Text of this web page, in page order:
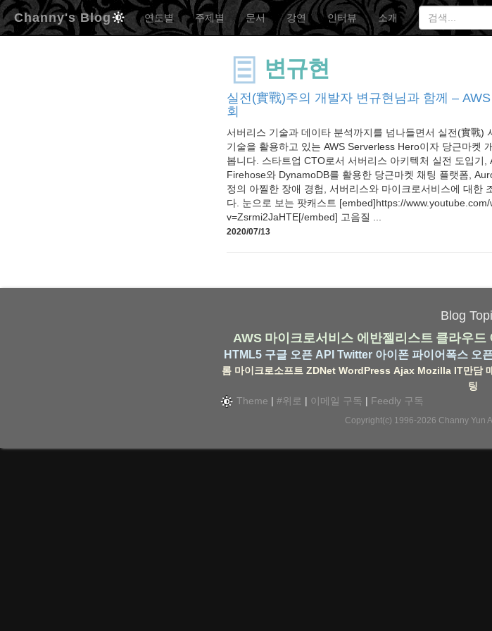
Channy's Blog 연도별 주제별 문서 강연 인터뷰 소개
변규현
실전(實戰)주의 개발자 변규현님과 함께 –
회
서버리스 기술과 데이타 분석까지를 넘나들면서 실전(實戰)
기술을 활용하고 있는 AWS Serverless Hero이자 당근마켓
봅니다. 스타트업 CTO로서 서버리스 아키텍처 실전 도입기,
Firehose와 DynamoDB를 활용한 당근마켓 채팅 플랫폼,
정의 아찔한 장애 경험, 서버리스와 마이크로서비스에 대한
다. 눈으로 보는 팟캐스트 [embed]https://
v=Zsrmi2JaHTE[/embed] 고음질 ...
2020/07/13
Blog
AWS 마이크로서비스 에반젤리스트 클라우드
HTML5 구글 오픈 API Twitter 아이폰 파이어폭스 오
롬 마이크로소프트 ZDNet WordPress Ajax Mozilla IT만담
팅
Theme | #위로 | 이메일 구독 | Feedly 구독
Copyright(c) 1996-2026 Channy Yun